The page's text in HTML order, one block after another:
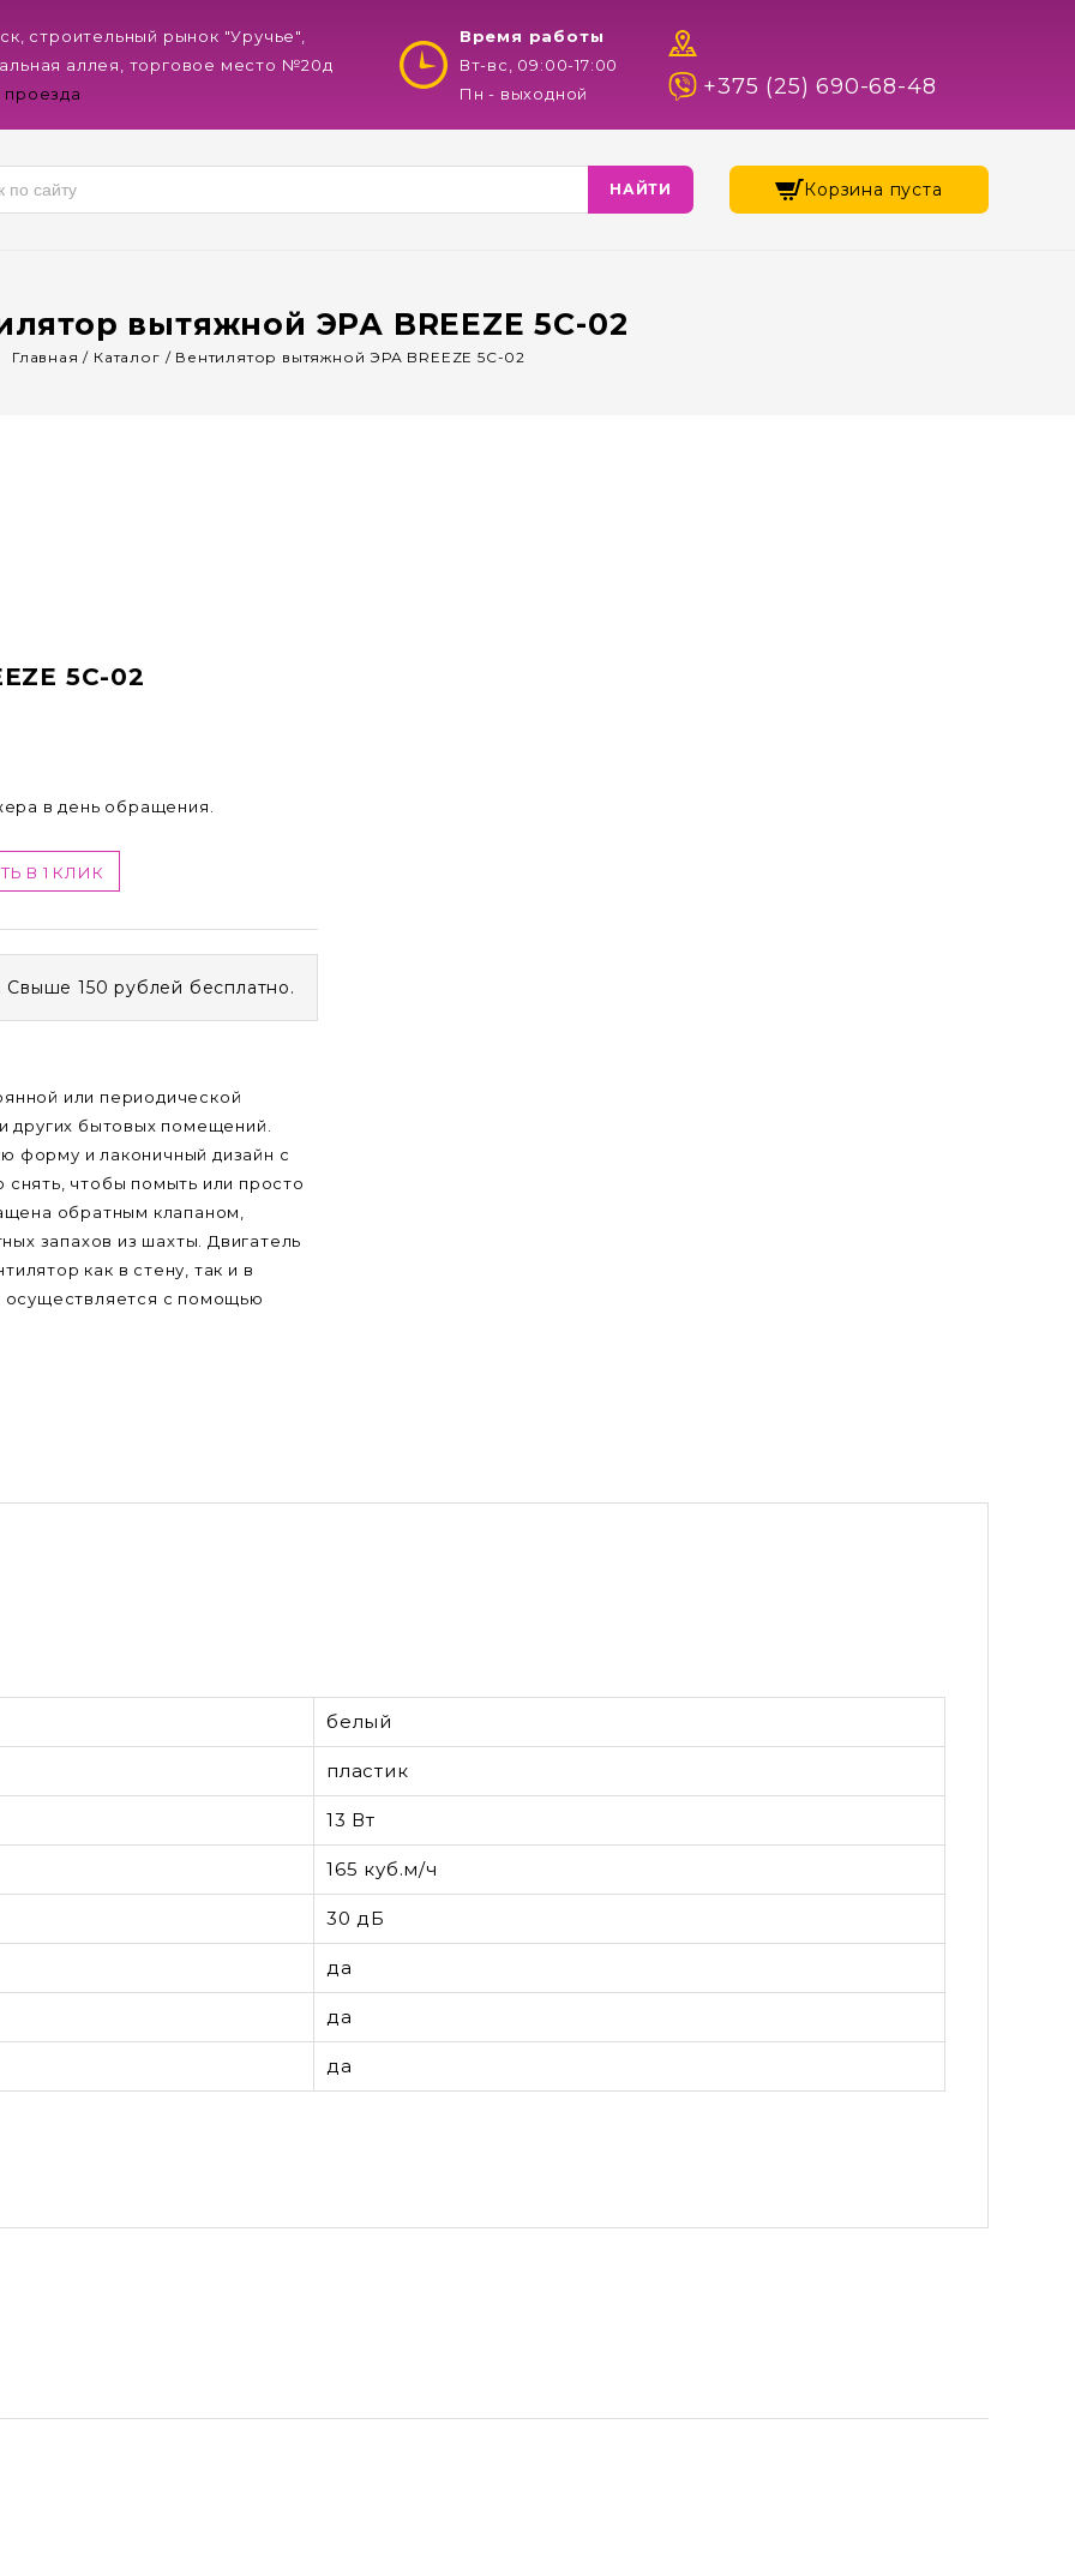
строительный рынок "Уручье",
аллея, торговое место №20д
проезда
Время работы
Вт-вс, 09:00-17:00
Пн - выходной
+375 (25) 690-68-48
Корзина пуста
вытяжной ЭРА BREEZE 5C-02
Главная / Каталог / Вентилятор вытяжной ЭРА BREEZE 5C-02
5C-02
в день обращения.
В 1 КЛИК
150 рублей бесплатно.
или периодической
других бытовых помещений.
форму и лаконичный дизайн с
чтобы помыть или просто
обратным клапаном,
запахов из шахты. Двигатель
как в стену, так и в
осуществляется с помощью
белый
пластик
13 Вт
165 куб.м/ч
30 дБ
да
да
да